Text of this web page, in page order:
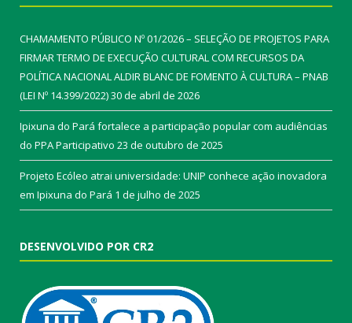
CHAMAMENTO PÚBLICO Nº 01/2026 – SELEÇÃO DE PROJETOS PARA
FIRMAR TERMO DE EXECUÇÃO CULTURAL COM RECURSOS DA
POLÍTICA NACIONAL ALDIR BLANC DE FOMENTO À CULTURA – PNAB
(LEI Nº 14.399/2022)30 de abril de 2026
Ipixuna do Pará fortalece a participação popular com audiências
do PPA Participativo 23 de outubro de 2025
Projeto Ecóleo atrai universidade: UNIP conhece ação inovadora
em Ipixuna do Pará 1 de julho de 2025
DESENVOLVIDO POR CR2